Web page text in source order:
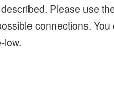
Please use
connections.
low.